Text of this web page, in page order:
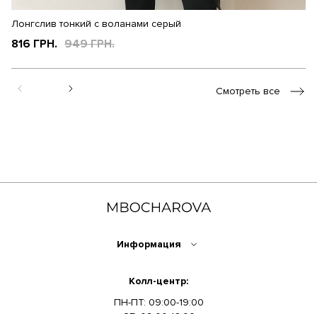
Лонгслив тонкий с воланами серый
816 ГРН. 949 ГРН.
Смотреть все
Информация
Колл-центр:
ПН-ПТ: 09:00-19:00